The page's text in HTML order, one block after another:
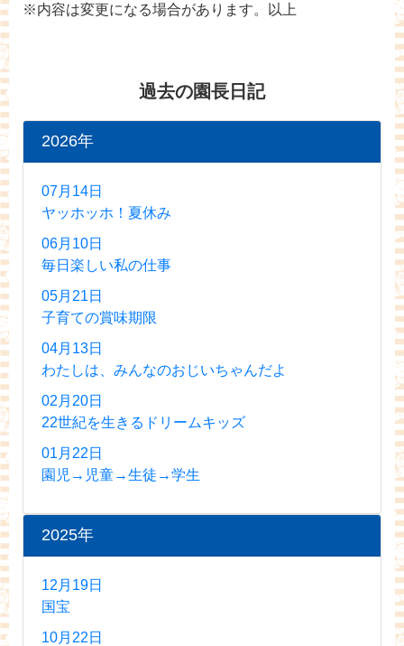
※内容は変更になる場合があります。以上
過去の園長日記
2026年
07月14日
ヤッホッホ！夏休み
06月10日
毎日楽しい私の仕事
05月21日
子育ての賞味期限
04月13日
わたしは、みんなのおじいちゃんだよ
02月20日
22世紀を生きるドリームキッズ
01月22日
園児→児童→生徒→学生
2025年
12月19日
国宝
10月22日